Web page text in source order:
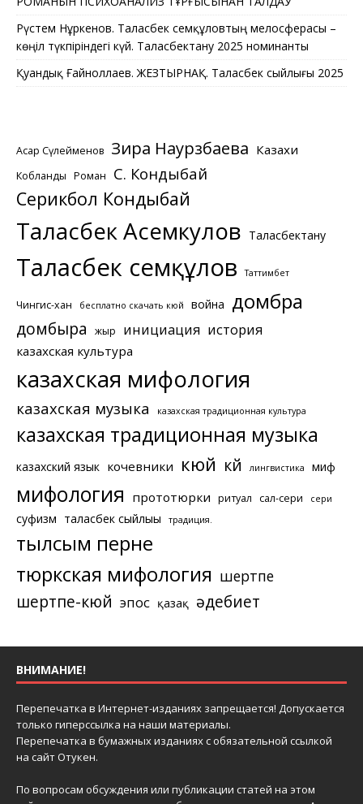
Рүстем Нұркенов. Таласбек Әсемқұловтың мелосферасы –
көңіл түкпіріндегі күй. Таласбектану 2025 номинанты
Қуандық Ғайноллаев. ЖЕЗТЫРНАҚ. Таласбек сыйлығы 2025
Асқар Сүлейменов Зира Наурзбаева Казахи
Кобланды Роман С. Кондыбай
Серикбол Кондыбай
Таласбек Асемкулов Таласбектану
Таласбек Әсемқұлов Таттимбет
Чингис-хан бесплатно скачать кюй война домбра
домбыра жыр инициация история
казахская культура
казахская мифология
казахская музыка казахская традиционная культура
казахская традиционная музыка
казахский язык кочевники кюй күй лингвистика миф
мифология прототюрки ритуал сал-сери сери
суфизм таласбек сыйлығы традиция.
тылсым перне
тюркская мифология шертпе
шертпе-кюй эпос қазақ әдебиет
ВНИМАНИЕ!
Перепечатка в Интернет-изданиях запрещается! Допускается
только гиперссылка на наши материалы.
Перепечатка в бумажных изданиях с обязательной ссылкой
на сайт Отукен.
По вопросам обсуждения или публикации статей на этом